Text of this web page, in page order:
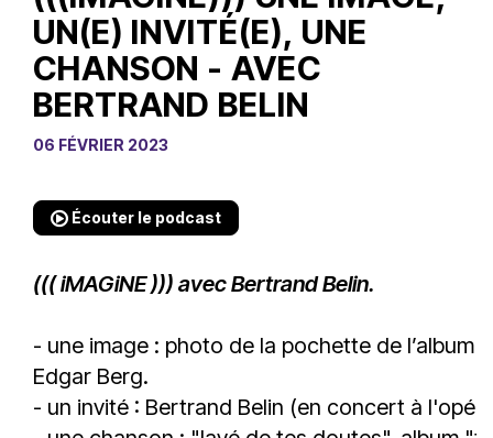
UN(E) INVITÉ(E), UNE
CHANSON - AVEC
BERTRAND BELIN
06 FÉVRIER 2023
Écouter le podcast
((( iMAGiNE ))) avec Bertrand Belin.
- une image : photo de la pochette de
Edgar Berg.
- un invité : Bertrand Belin (en concert à